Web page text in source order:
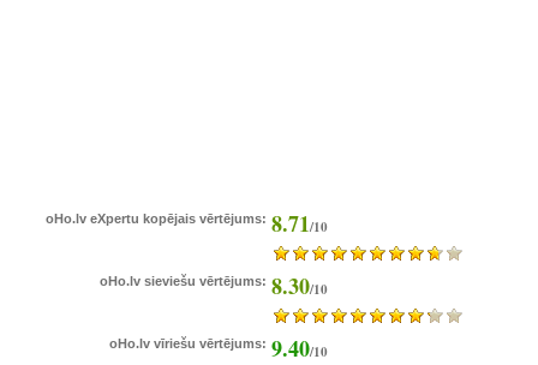
oHo.lv eXpertu kopējais vērtējums: 8.71/10
oHo.lv sieviešu vērtējums: 8.30/10
oHo.lv vīriešu vērtējums: 9.40/10